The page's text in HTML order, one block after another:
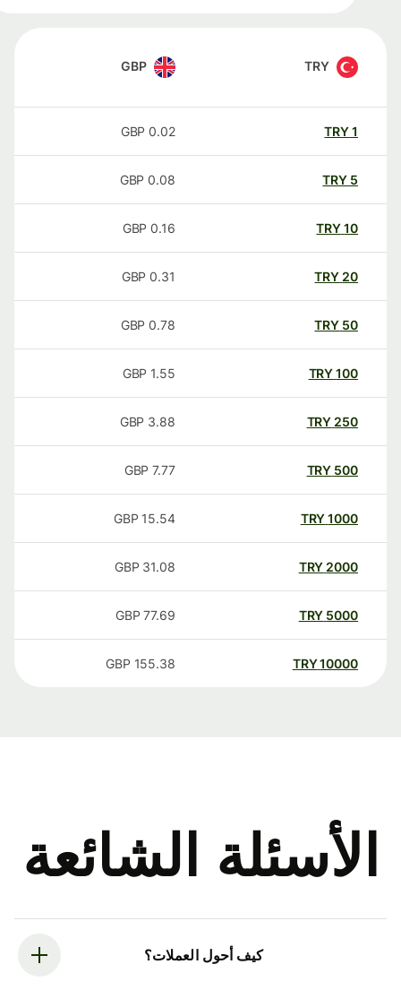
TRY
GBP
TRY
0.02
GBP
TRY
0.08
GBP
TRY
0.16
GBP
20
TRY
0.31
GBP
50
TRY
0.78
GBP
100
TRY
1.55
GBP
250
TRY
3.88
GBP
500
TRY
7.77
GBP
1000
TRY
15.54
GBP
2000
TRY
31.08
GBP
5000
TRY
77.69
GBP
10000
TRY
155.38
GBP
الأسئلة الشائعة
كيف أحول العملات؟